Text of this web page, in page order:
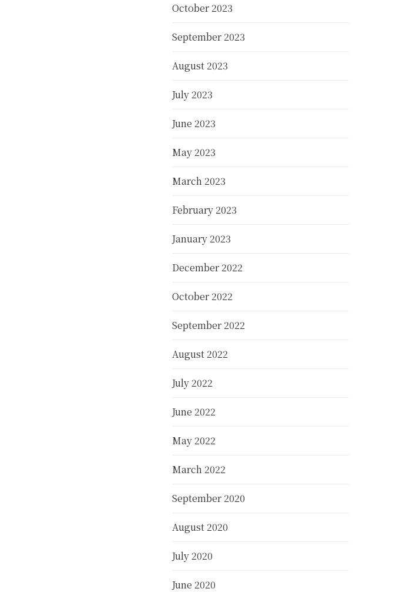
October 2023
September 2023
August 2023
July 2023
June 2023
May 2023
March 2023
February 2023
January 2023
December 2022
October 2022
September 2022
August 2022
July 2022
June 2022
May 2022
March 2022
September 2020
August 2020
July 2020
June 2020